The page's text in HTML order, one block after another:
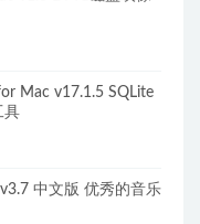
Mac v17.1.5 SQLite
具
中文版 优秀的音乐